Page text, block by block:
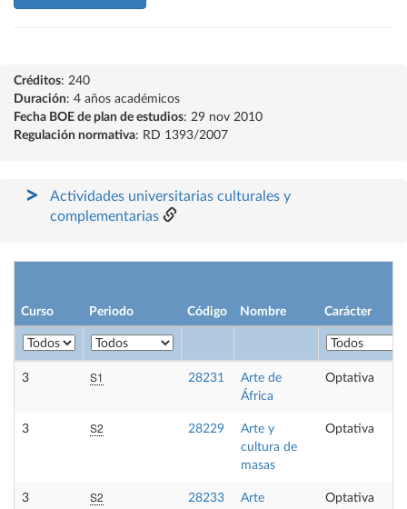
Créditos: 240
Duración: 4 años académicos
Fecha BOE de plan de estudios: 29 nov 2010
Regulación normativa: RD 1393/2007
Actividades universitarias culturales y
complementarias
Curso Periodo Código Nombre Carácter
3 S1 28231
Arte de
África
Optativa
3 S2 28229
Arte y
cultura de
masas
Optativa
3 S2 28233
Arte
Optativa